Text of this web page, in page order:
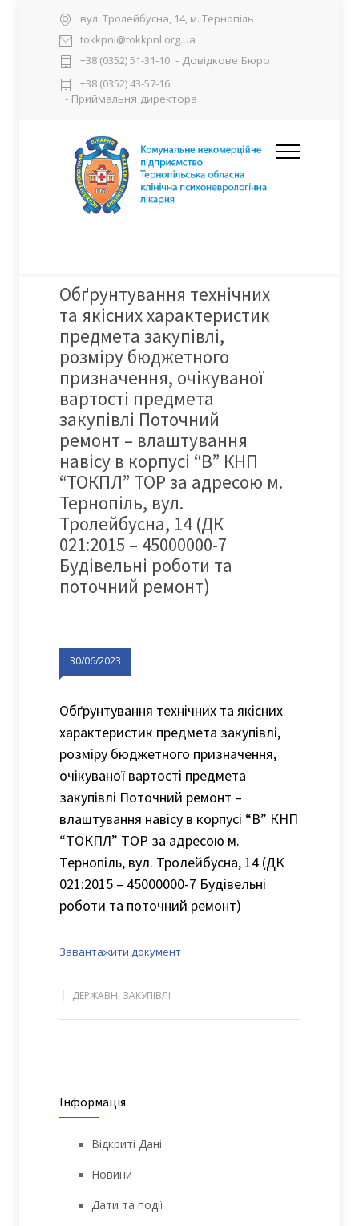
вул. Тролейбусна, 14, м. Тернопіль
tokkpnl@tokkpnl.org.ua
+38 (0352) 51-31-10 - Довідкове Бюро
+38 (0352) 43-57-16
- Приймальня директора
Обґрунтування технічних
та якісних характеристик
предмета закупівлі,
розміру бюджетного
призначення, очікуваної
вартості предмета
закупівлі Поточний
ремонт – влаштування
навісу в корпусі “В” КНП
“ТОКПЛ” ТОР за адресою м.
Тернопіль, вул.
Тролейбусна, 14 (ДК
021:2015 – 45000000-7
Будівельні роботи та
поточний ремонт)
30/06/2023
Обґрунтування технічних та якісних
характеристик предмета закупівлі,
розміру бюджетного призначення,
очікуваної вартості предмета
закупівлі Поточний ремонт –
влаштування навісу в корпусі “В” КНП
“ТОКПЛ” ТОР за адресою м.
Тернопіль, вул. Тролейбусна, 14 (ДК
021:2015 – 45000000-7 Будівельні
роботи та поточний ремонт)
Завантажити документ
ДЕРЖАВНІ ЗАКУПІВЛІ
Інформація
Відкриті Дані
Новини
Дати та події